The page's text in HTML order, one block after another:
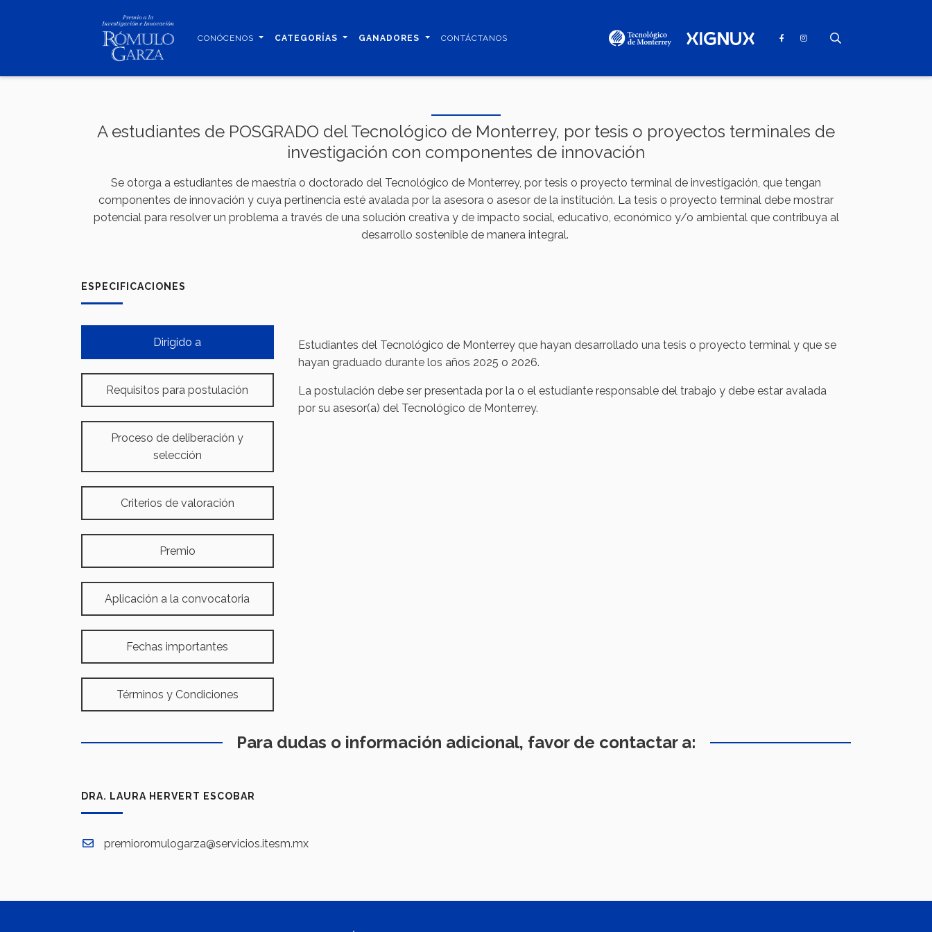
CONÓCENOS CATEGORÍAS GANADORES CONTÁCTANOS
A estudiantes de POSGRADO del Tecnológico de Monterrey, por tesis o proyectos terminales de
investigación con componentes de innovación
Se otorga a estudiantes de maestría o doctorado del Tecnológico de Monterrey, por tesis o proyecto terminal de investigación, que tengan
componentes de innovación y cuya pertinencia esté avalada por la asesora o asesor de la institución. La tesis o proyecto terminal debe mostrar
potencial para resolver un problema a través de una solución creativa y de impacto social, educativo, económico y/o ambiental que contribuya al
desarrollo sostenible de manera integral.
ESPECIFICACIONES
Dirigido a
Requisitos para postulación
Proceso de deliberación y
selección
Criterios de valoración
Premio
Aplicación a la convocatoria
Fechas importantes
Términos y Condiciones
Estudiantes del Tecnológico de Monterrey que hayan desarrollado una tesis o proyecto terminal y que se
hayan graduado durante los años 2025 o 2026.
La postulación debe ser presentada por la o el estudiante responsable del trabajo y debe estar avalada
por su asesor(a) del Tecnológico de Monterrey.
Para dudas o información adicional, favor de contactar a:
DRA. LAURA HERVERT ESCOBAR
premioromulogarza@servicios.itesm.mx